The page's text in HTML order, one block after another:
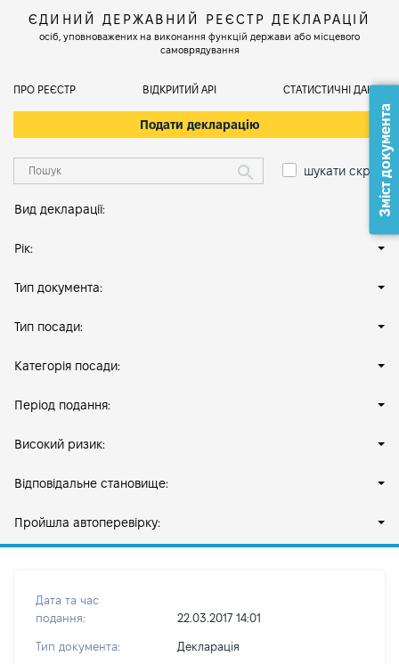
ЄДИНИЙ ДЕРЖАВНИЙ РЕЄСТР ДЕКЛАРАЦІЙ
осіб, уповноважених на виконання функцій держави або місцевого
самоврядування
ПРО РЕЄСТР ВІДКРИТИЙ АРІ СТАТИСТИЧНІ ДАНІ
Подати декларацію
шукати скрізь
Вид декларації:
Рік:
Тип документа:
Тип посади:
Категорія посади:
Період подання:
Високий ризик:
Відповідальне становище:
Пройшла автоперевірку:
Дата та час
подання:
22.03.2017 14:01
Тип документа: Декларація
Зміст документа